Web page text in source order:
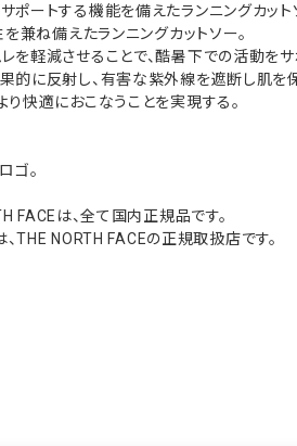
ポートする機能を備えたランニングカット
兼ね備えたランニングカットソー。
を軽減させることで、酷暑下での活動をサ
的に反射し、有害な紫外線を遮断し肌を
快適におこなうことを実現する。
ゴ。
FACEは、全て国内正規品です。
THE NORTH FACEの正規取扱店です。